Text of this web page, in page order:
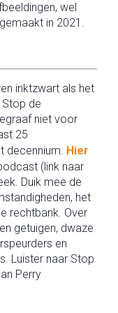
wel
in 2021.
inktzwart als het
de
niet voor
25
decennium. Hier
(link naar
Duik mee de
het
rechtbank. Over
getuigen, dwaze
en
Luister naar Stop
Perry